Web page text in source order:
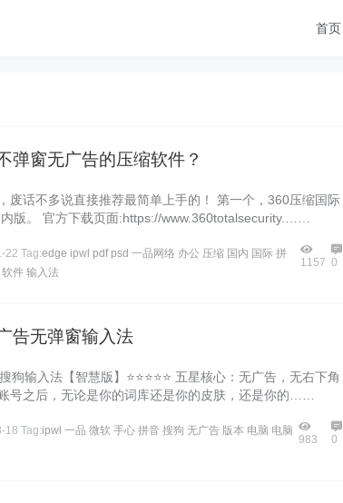
首页
弹窗无广告的压缩软件？
废话不多说直接推荐最简单上手的！ 第一个，360压缩国际
版。 官方下载页面:https://www.360totalsecurity.……
22 Tag:edge ipwl pdf psd 一品网络 办公 压缩 国内 国际 拼
软件 输入法
1157 0
告无弹窗输入法
输入法【智慧版】⭐⭐⭐⭐⭐ 五星核心：无广告，无右下角
号之后，无论是你的词库还是你的皮肤，还是你的……
18 Tag:ipwl 一品 微软 手心 拼音 搜狗 无广告 版本 电脑 电脑
983 0